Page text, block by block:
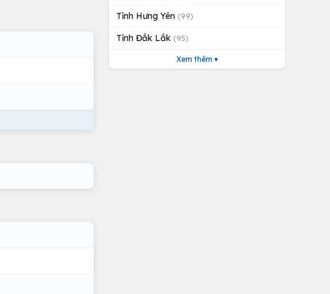
Tỉnh Hưng Yên (99)
Tỉnh Đắk Lắk (95)
Xem thêm ▾